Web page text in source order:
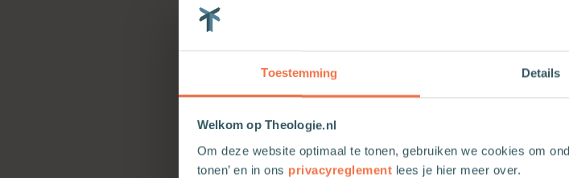
Toestemming Details
Welkom op Theologie.nl
Om deze website optimaal te tonen, gebruiken we cookies om
tonen’ en in ons privacyreglement lees je hier meer over.